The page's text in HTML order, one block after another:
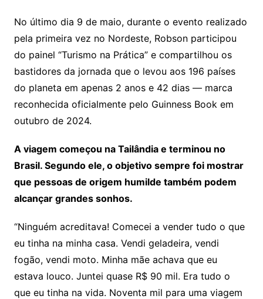
No último dia 9 de maio, durante o evento realizado
pela primeira vez no Nordeste, Robson participou
do painel “Turismo na Prática” e compartilhou os
bastidores da jornada que o levou aos 196 países
do planeta em apenas 2 anos e 42 dias — marca
reconhecida oficialmente pelo Guinness Book em
outubro de 2024.
A viagem começou na Tailândia e terminou no
Brasil. Segundo ele, o objetivo sempre foi mostrar
que pessoas de origem humilde também podem
alcançar grandes sonhos.
“Ninguém acreditava! Comecei a vender tudo o que
eu tinha na minha casa. Vendi geladeira, vendi
fogão, vendi moto. Minha mãe achava que eu
estava louco. Juntei quase R$ 90 mil. Era tudo o
que eu tinha na vida. Noventa mil para uma viagem